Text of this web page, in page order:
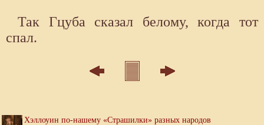
Так Гцуба сказал белому, когда тот
спал.
Хэллоуин по-нашему «Страшилки» разных народов